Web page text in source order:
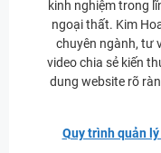
kinh nghiệm trong
ngoại thất. Kim
chuyên ngành, tư
video chia sẻ kiến
dung website rõ
Quy trình quản